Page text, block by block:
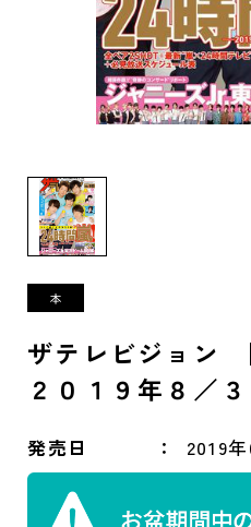
ザテレビジョン
２０１９年８／
発売日 2019